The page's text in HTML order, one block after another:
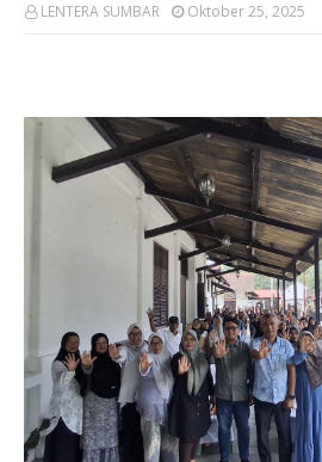
LENTERA SUMBAR Oktober 25, 2025